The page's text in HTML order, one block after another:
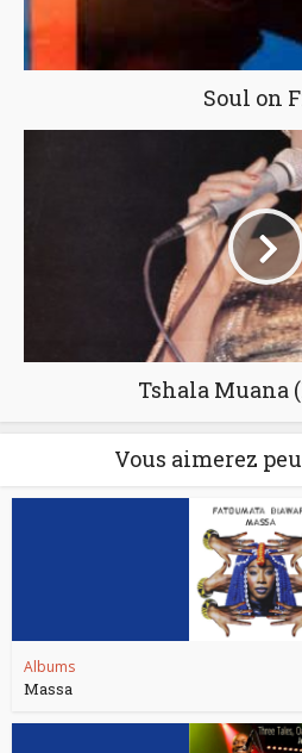
Soul on
Tshala Muana
Vous aimerez
Albums
Massa